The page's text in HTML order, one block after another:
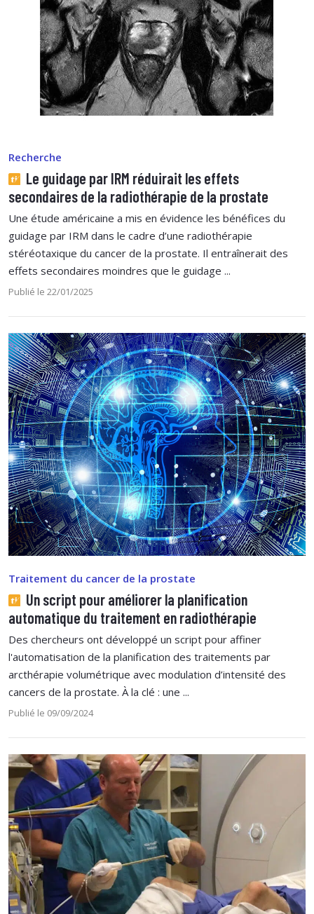
Recherche
Le guidage par IRM réduirait les effets
secondaires de la radiothérapie de la prostate
Une étude américaine a mis en évidence les bénéfices du
guidage par IRM dans le cadre d’une radiothérapie
stéréotaxique du cancer de la prostate. Il entraînerait des
effets secondaires moindres que le guidage ...
Publié le 22/01/2025
Traitement du cancer de la prostate
Un script pour améliorer la planification
automatique du traitement en radiothérapie
Des chercheurs ont développé un script pour affiner
l'automatisation de la planification des traitements par
arcthérapie volumétrique avec modulation d’intensité des
cancers de la prostate. À la clé : une ...
Publié le 09/09/2024